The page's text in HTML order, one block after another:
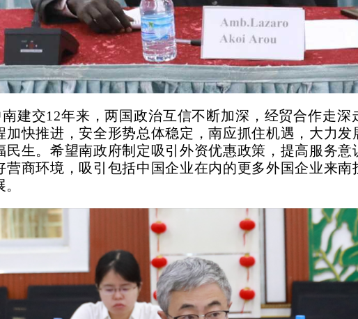
建交12年来，两国政治互信不断加深，经贸合作走深
加快推进，安全形势总体稳定，南应抓住机遇，大力发
民生。希望南政府制定吸引外资优惠政策，提高服务意
营商环境，吸引包括中国企业在内的更多外国企业来南